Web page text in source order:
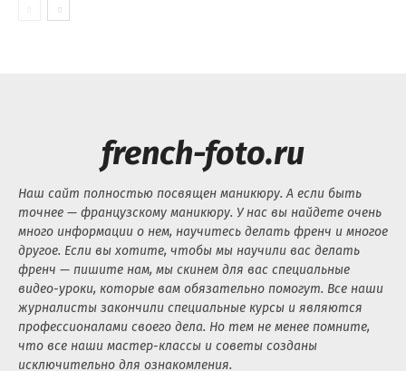
french-foto.ru
Наш сайт полностью посвящен маникюру. А если быть
точнее — французскому маникюру. У нас вы найдете очень
много информации о нем, научитесь делать френч и многое
другое. Если вы хотите, чтобы мы научили вас делать
френч — пишите нам, мы скинем для вас специальные
видео-уроки, которые вам обязательно помогут. Все наши
журналисты закончили специальные курсы и являются
профессионалами своего дела. Но тем не менее помните,
что все наши мастер-классы и советы созданы
исключительно для ознакомления.